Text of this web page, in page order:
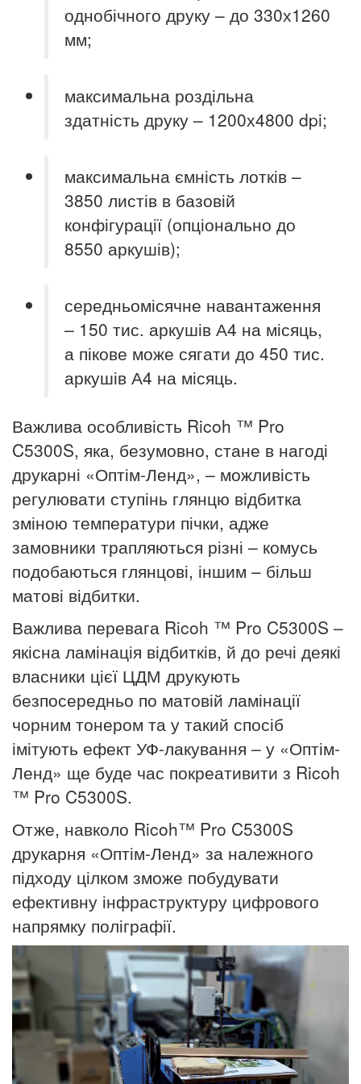
однобічного друку – до 330х1260
мм;
максимальна роздільна
здатність друку – 1200х4800 dpi;
максимальна ємність лотків –
3850 листів в базовій
конфігурації (опціонально до
8550 аркушів);
середньомісячне навантаження
– 150 тис. аркушів А4 на місяць,
а пікове може сягати до 450 тис.
аркушів А4 на місяць.
Важлива особливість Ricoh ™ Pro
C5300S, яка, безумовно, стане в нагоді
друкарні «Оптім-Ленд», – можливість
регулювати ступінь глянцю відбитка
зміною температури пічки, адже
замовники трапляються різні – комусь
подобаються глянцові, іншим – більш
матові відбитки.
Важлива перевага Ricoh ™ Pro C5300S –
якісна ламінація відбитків, й до речі деякі
власники цієї ЦДМ друкують
безпосередньо по матовій ламінації
чорним тонером та у такий спосіб
імітують ефект УФ-лакування – у «Оптім-
Ленд» ще буде час покреативити з Ricoh
™ Pro C5300S.
Отже, навколо Ricoh™ Pro C5300S
друкарня «Оптім-Ленд» за належного
підходу цілком зможе побудувати
ефективну інфраструктуру цифрового
напрямку поліграфії.